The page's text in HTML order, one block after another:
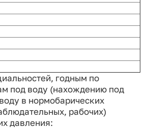
годным по
под воду (нахождению под
в нормобарических
рабочих)
давления: